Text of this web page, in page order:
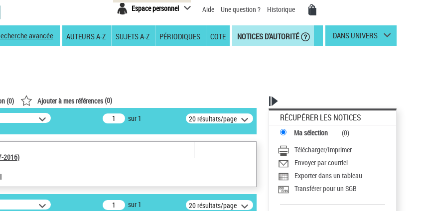
Espace personnel Aide Une question ? Historique
avancée AUTEURS A-Z SUJETS A-Z PÉRIODIQUES COTE NOTICES D'AUTORITÉ DANS UNIVERS
(0) Ajouter à mes références(0)
sur 1 20 résultats/page
2016)
sur 1 20 résultats/page
RÉCUPÉRER LES NOTICES
Ma sélection (0)
Télécharger/Imprimer
Envoyer par courriel
Exporter dans un tableau
Transférer pour un SGB